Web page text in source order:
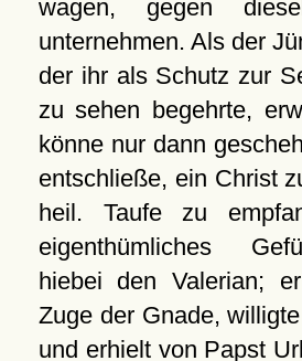
wagen, gegen
unternehmen. Als der
der ihr als Schutz zur
zu sehen begehrte,
könne nur dann
entschließe, ein Christ
heil. Taufe zu
eigenthümliches
hiebei den Valerian;
Zuge der Gnade,
und erhielt von Papst